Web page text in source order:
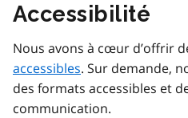
Accessibilité
Nous avons à cœur d’offrir
accessibles. Sur demande,
des formats accessibles et
communication.